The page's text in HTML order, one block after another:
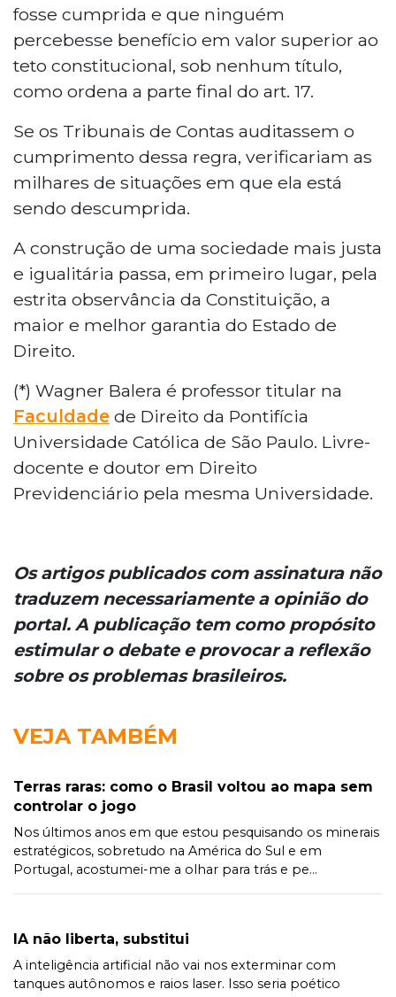
fosse cumprida e que ninguém
percebesse benefício em valor superior ao
teto constitucional, sob nenhum título,
como ordena a parte final do art. 17.
Se os Tribunais de Contas auditassem o
cumprimento dessa regra, verificariam as
milhares de situações em que ela está
sendo descumprida.
A construção de uma sociedade mais justa
e igualitária passa, em primeiro lugar, pela
estrita observância da Constituição, a
maior e melhor garantia do Estado de
Direito.
(*) Wagner Balera é professor titular na
Faculdade de Direito da Pontifícia
Universidade Católica de São Paulo. Livre-
docente e doutor em Direito
Previdenciário pela mesma Universidade.
Os artigos publicados com assinatura não
traduzem necessariamente a opinião do
portal. A publicação tem como propósito
estimular o debate e provocar a reflexão
sobre os problemas brasileiros.
VEJA TAMBÉM
Terras raras: como o Brasil voltou ao mapa sem
controlar o jogo
Nos últimos anos em que estou pesquisando os minerais
estratégicos, sobretudo na América do Sul e em
Portugal, acostumei-me a olhar para trás e pe...
IA não liberta, substitui
A inteligência artificial não vai nos exterminar com
tanques autônomos e raios laser. Isso seria poético